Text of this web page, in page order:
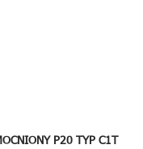
P20 TYP C1T